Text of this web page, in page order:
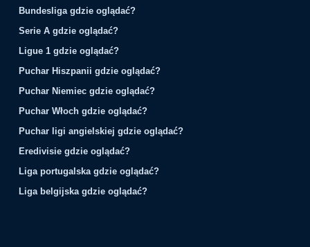
Bundesliga gdzie oglądać?
Serie A gdzie oglądać?
Ligue 1 gdzie oglądać?
Puchar Hiszpanii gdzie oglądać?
Puchar Niemiec gdzie oglądać?
Puchar Włoch gdzie oglądać?
Puchar ligi angielskiej gdzie oglądać?
Eredivisie gdzie oglądać?
Liga portugalska gdzie oglądać?
Liga belgijska gdzie oglądać?